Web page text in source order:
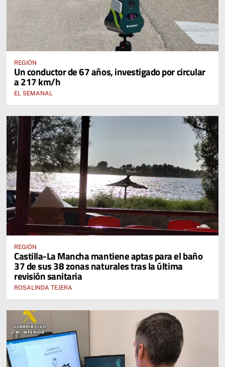
REGIÓN
Un conductor de 67 años, investigado por circular
a 217 km/h
EL SEMANAL
REGIÓN
Castilla-La Mancha mantiene aptas para el baño
37 de sus 38 zonas naturales tras la última
revisión sanitaria
ROSALINDA TEJERA